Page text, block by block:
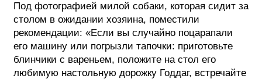
Под фотографией милой собаки, которая сидит за
столом в ожидании хозяина, поместили
рекомендации: «Если вы случайно поцарапали
его машину или погрызли тапочки: приготовьте
блинчики с вареньем, положите на стол его
любимую настольную дорожку Годдаг, встречайте
ФОТОГРАФИЯ
ТИПОГРАФИКА
ИСТОРИИ БРЕНДОВ